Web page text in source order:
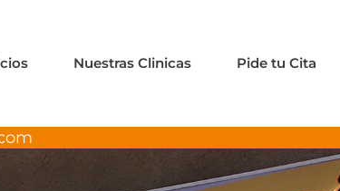
Nuestras Clinicas Pide tu Cita